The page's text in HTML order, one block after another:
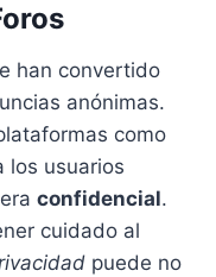
han convertido
anónimas.
como
los usuarios
confidencial.
cuidado al
puede no